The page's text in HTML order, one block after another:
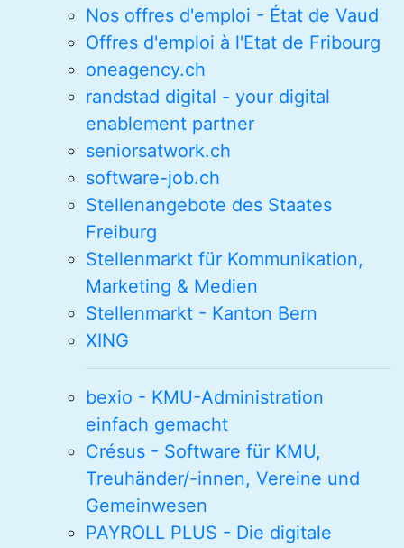
Nos offres d'emploi - État de Vaud
Offres d'emploi à l'Etat de Fribourg
oneagency.ch
randstad digital - your digital
enablement partner
seniorsatwork.ch
software-job.ch
Stellenangebote des Staates
Freiburg
Stellenmarkt für Kommunikation,
Marketing & Medien
Stellenmarkt - Kanton Bern
XING
bexio - KMU-Administration
einfach gemacht
Crésus - Software für KMU,
Treuhänder/-innen, Vereine und
Gemeinwesen
PAYROLL PLUS - Die digitale